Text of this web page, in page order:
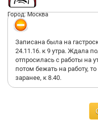
Город: Москва
Записана была на
24.11.16. к 9 утра. Ждала
отпросилась с работы на
потом бежать на работу,
заранее, к 8.40.